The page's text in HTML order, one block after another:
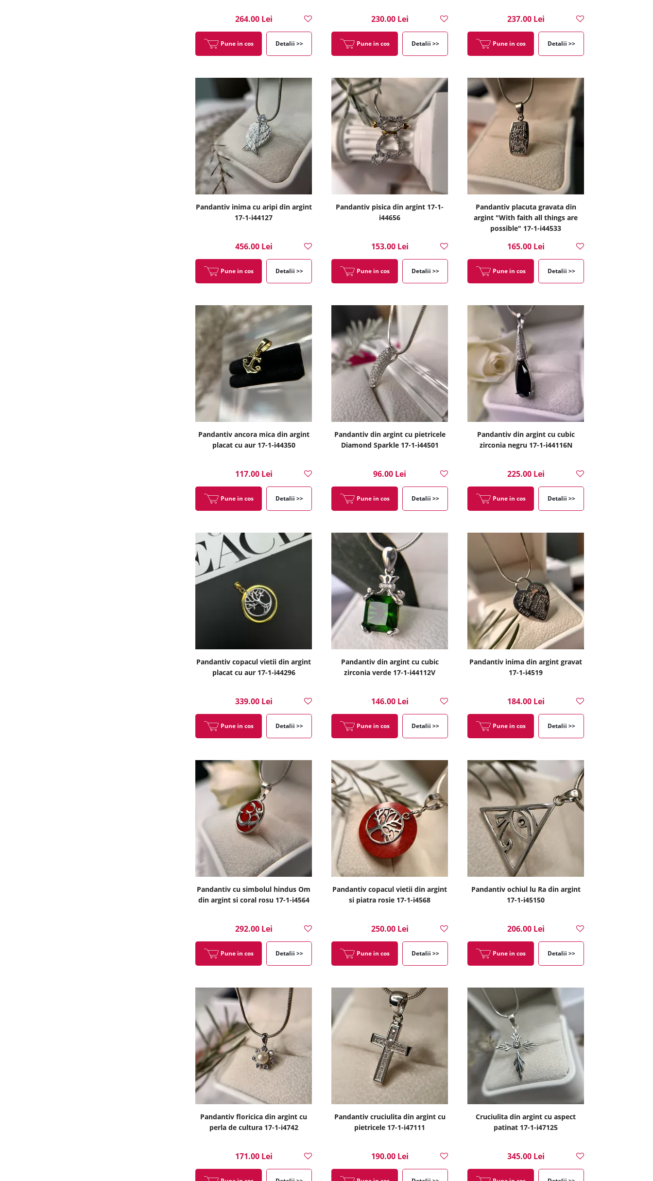
264.00 Lei
Pune in cos Detalii >>
230.00 Lei
Pune in cos Detalii >>
237.00 Lei
Pune in cos Detalii >>
Pandantiv inima cu aripi din argint
17-1-i44127
456.00 Lei
Pune in cos Detalii >>
Pandantiv pisica din argint 17-1-
i44656
153.00 Lei
Pune in cos Detalii >>
Pandantiv placuta gravata din
argint "With faith all things are
possible" 17-1-i44533
165.00 Lei
Pune in cos Detalii >>
Pandantiv ancora mica din argint
placat cu aur 17-1-i44350
117.00 Lei
Pune in cos Detalii >>
Pandantiv din argint cu pietricele
Diamond Sparkle 17-1-i44501
96.00 Lei
Pune in cos Detalii >>
Pandantiv din argint cu cubic
zirconia negru 17-1-i44116N
225.00 Lei
Pune in cos Detalii >>
Pandantiv copacul vietii din argint
placat cu aur 17-1-i44296
339.00 Lei
Pune in cos Detalii >>
Pandantiv din argint cu cubic
zirconia verde 17-1-i44112V
146.00 Lei
Pune in cos Detalii >>
Pandantiv inima din argint gravat
17-1-i4519
184.00 Lei
Pune in cos Detalii >>
Pandantiv cu simbolul hindus Om
din argint si coral rosu 17-1-i4564
292.00 Lei
Pune in cos Detalii >>
Pandantiv copacul vietii din argint
si piatra rosie 17-1-i4568
250.00 Lei
Pune in cos Detalii >>
Pandantiv ochiul lu Ra din argint
17-1-i45150
206.00 Lei
Pune in cos Detalii >>
Pandantiv floricica din argint cu
perla de cultura 17-1-i4742
171.00 Lei
Pandantiv cruciulita din argint cu
pietricele 17-1-i47111
190.00 Lei
Cruciulita din argint cu aspect
patinat 17-1-i47125
345.00 Lei